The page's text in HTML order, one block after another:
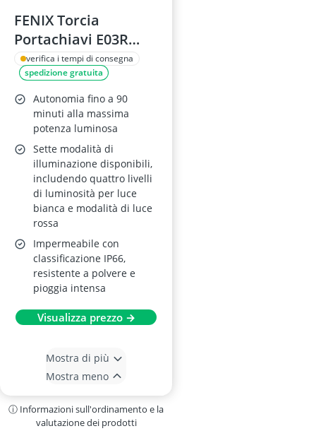
FENIX Torcia
Portachiavi E03R
v2.0 Blu
verifica i tempi di consegna
spedizione gratuita
Autonomia fino a 90
minuti alla massima
potenza luminosa
Sette modalità di
illuminazione disponibili,
includendo quattro livelli
di luminosità per luce
bianca e modalità di luce
rossa
Impermeabile con
classificazione IP66,
resistente a polvere e
pioggia intensa
Visualizza prezzo →
Mostra di più
Mostra meno
ⓘ Informazioni sull'ordinamento e la
valutazione dei prodotti